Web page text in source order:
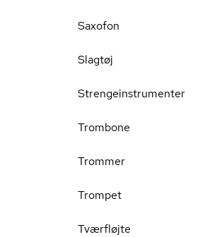
Saxofon
Slagtøj
Strengeinstrumenter
Trombone
Trommer
Trompet
Tværfløjte